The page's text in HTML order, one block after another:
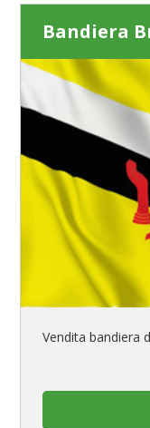
Bandiera
Vendita bandiera